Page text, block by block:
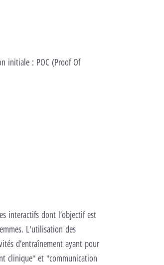
initiale : POC (Proof Of
interactifs dont l’objectif est
L'utilisation des
d’entraînement ayant pour
clinique" et "communication